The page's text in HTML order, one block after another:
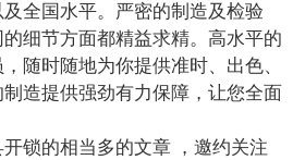
全国水平。严密的制造及检验
细节方面都精益求精。高水平的
随时随地为你提供准时、出色、
造提供强劲有力保障，让您全面
锁的相当多的文章 ，邀约关注